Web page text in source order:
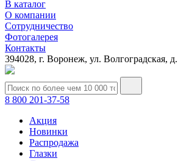
В каталог
О компании
Сотрудничество
Фотогалерея
Контакты
394028, г. Воронеж, ул. Волгоградская,
8 800 201-37-58
Акция
Новинки
Распродажа
Глазки